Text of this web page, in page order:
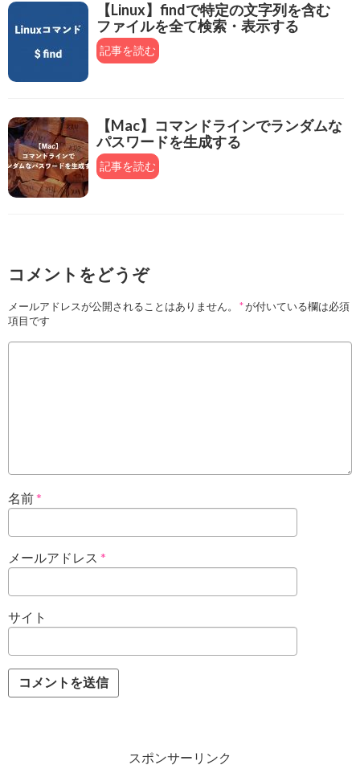
【Linux】findで特定の文字列を含む
ファイルを全て検索・表示する
記事を読む
【Mac】コマンドラインでランダムな
パスワードを生成する
記事を読む
コメントをどうぞ
メールアドレスが公開されることはありません。 *が付いている欄は必須
項目です
名前*
メールアドレス *
サイト
スポンサーリンク